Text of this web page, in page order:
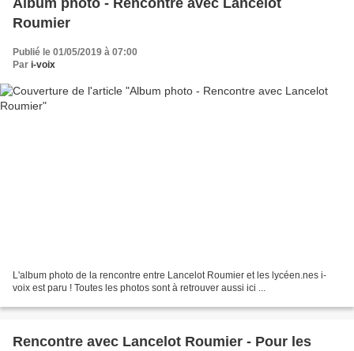
Roumier
Publié le 01/05/2019 à 07:00
Par i-voix
L'album photo de la rencontre entre Lancelot Roumier et les lycéen.nes i-
voix est paru ! Toutes les photos sont à retrouver aussi ici ...
Rencontre avec Lancelot Roumier - Pour les